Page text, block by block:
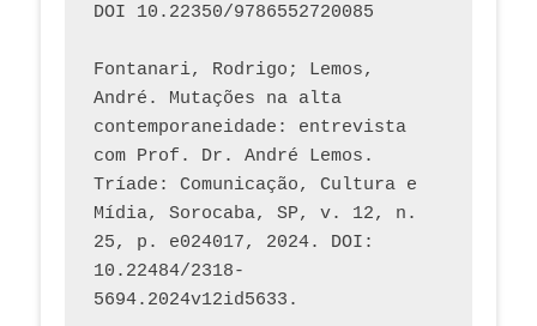
DOI 10.22350/9786552720085
Fontanari, Rodrigo; Lemos,
André. Mutações na alta
contemporaneidade: entrevista
com Prof. Dr. André Lemos.
Tríade: Comunicação, Cultura e
Mídia, Sorocaba, SP, v. 12, n.
25, p. e024017, 2024. DOI:
10.22484/2318-
5694.2024v12id5633.